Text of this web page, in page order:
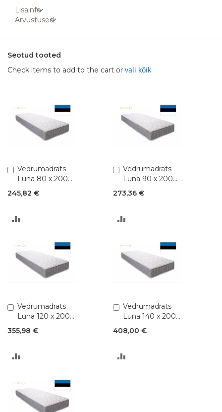
Lisainfo
Arvustused
Seotud tooted
Check items to add to the cart or vali kõik
Vedrumadrats
Luna 80 x 200
(Pocket 1,8)
245,82 €
Lisa
ostukorvi
Vedrumadrats
Luna 90 x 200
(Pocket 1,8)
273,36 €
Lisa
ostukorvi
Vedrumadrats
Luna 120 x 200
(Pocket 1,8)
355,98 €
Lisa
ostukorvi
Vedrumadrats
Luna 140 x 200
(Pocket 1,8)
408,00 €
Lisa
ostukorvi